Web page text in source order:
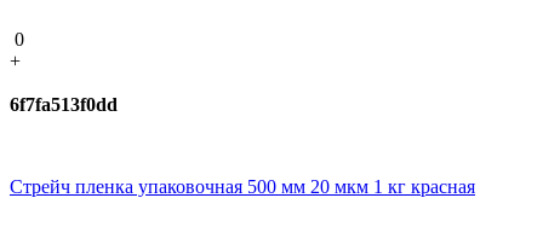
0
+
6f7fa513f0dd
Стрейч пленка упаковочная 500 мм 20 мкм 1 кг красная